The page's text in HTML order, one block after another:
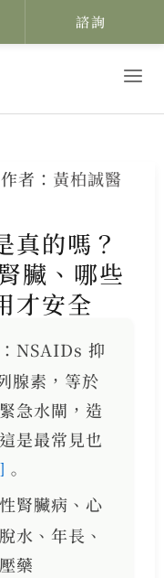
作者： 黃柏誠醫
真的嗎？
臟、哪些
才安全
：NSAIDs 抑
腺素，等於
急水閘，造
是最常見也
。
腎臟病、心
水、年長、
藥
諮詢